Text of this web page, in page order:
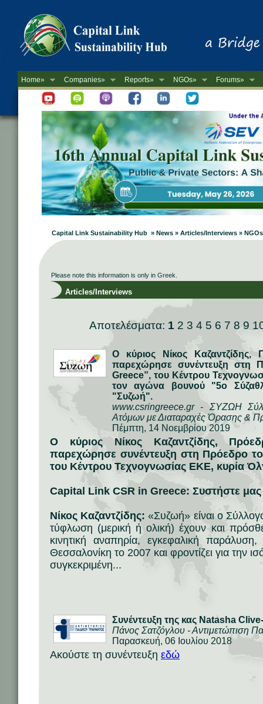
Home» Companies» Reports» NGOs» Forums»
Newsletter
Capital Link Sustainability Hub » News » Articles/Interviews » NGOs
Please note this information is only in Greek.
Articles/Interviews
Αποτελέσματα: 1 2 3 4 5 6 7 8 9
Ο κύριος Νίκος
παρεχώρησε συνέντευξη στη
Greece”, του Κέντρου
τον αγώνα βουνού "5ο
"Συζωή".
www.csringreece.gr - ΣΥΖΩΗ
Ατόμων με Διαταραχές Όρασης &
Πέμπτη, 14 Νοεμβρίου 2019
Ο κύριος Νίκος Καζαντζίδης,
παρεχώρησε συνέντευξη στη Πρόεδρο
του Κέντρου Τεχνογνωσίας ΕΚΕ, κυρία
Capital Link CSR in Greece: Συστήστε
Νίκος Καζαντζίδης: «Συζωή» είναι ο
τύφλωση (μερική ή ολική) έχουν και
κινητική αναπηρία, εγκεφαλική
Θεσσαλονίκη το 2007 και φροντίζει για την
συγκεκριμένη...
Συνέντευξη της κας Natasha
Πάνος Σατζόγλου - Αντιμετώπιση
Παρασκευή, 06 Ιουλίου 2018
Ακούστε τη συνέντευξη εδώ